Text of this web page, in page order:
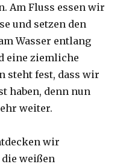
Am Fluss essen wir
und setzen den
Wasser entlang
eine ziemliche
steht fest, dass wir
haben, denn nun
weiter.
wir
weißen